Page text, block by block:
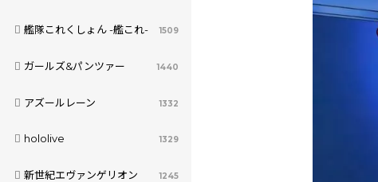
艦隊これくしょん -艦これ- 1509
ガールズ&パンツァー 1440
アズールレーン 1332
hololive 1329
新世紀エヴァンゲリオン 1245